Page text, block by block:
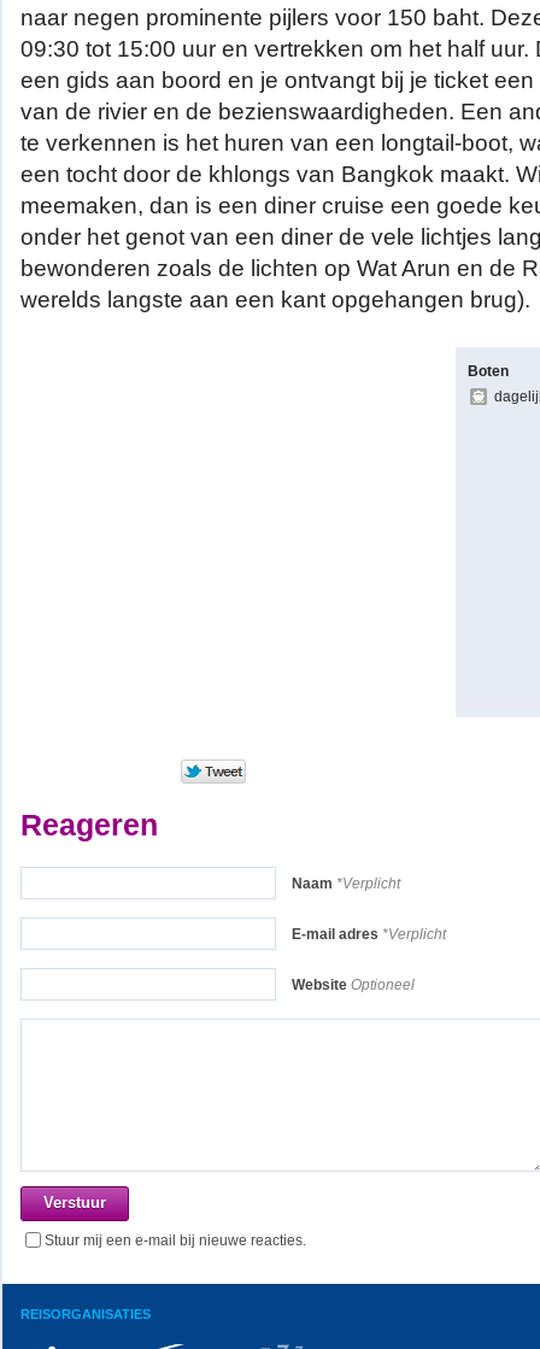
naar negen prominente pijlers voor 150 baht.
09:30 tot 15:00 uur en vertrekken om het half
een gids aan boord en je ontvangt bij je ticket
van de rivier en de bezienswaardigheden. Een
te verkennen is het huren van een longtail-boot,
een tocht door de khlongs van Bangkok maakt.
meemaken, dan is een diner cruise een goede
onder het genot van een diner de vele lichtjes
bewonderen zoals de lichten op Wat Arun en de
werelds langste aan een kant opgehangen brug).
Boten
Reageren
Naam *Verplicht
E-mail adres *Verplicht
Website Optioneel
Stuur mij een e-mail bij nieuwe reacties.
REISORGANISATIES